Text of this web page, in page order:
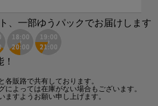
、一部ゆうパックでお届けします
販路で共有しております。
よっては在庫がない場合もございます。
すようお願い申し上げます。